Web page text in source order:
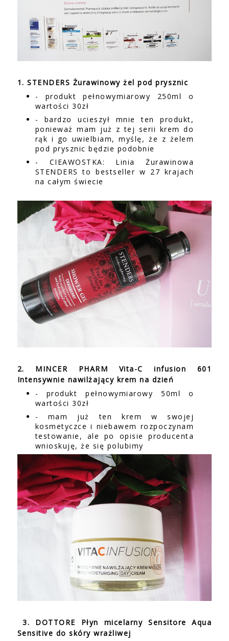
1. STENDERS Żurawinowy żel pod prysznic
- produkt pełnowymiarowy 250ml o
wartości 30zł
- bardzo ucieszył mnie ten produkt,
ponieważ mam już z tej serii krem do
rąk i go uwielbiam, myślę, że z żelem
pod prysznic będzie podobnie
- CIEAWOSTKA: Linia Żurawinowa
STENDERS to bestseller w 27 krajach
na całym świecie
2. MINCER PHARM Vita-C infusion 601
Intensywnie nawilżający krem na dzień
- produkt pełnowymiarowy 50ml o
wartości 30zł
- mam już ten krem w swojej
kosmetyczce i niebawem rozpoczynam
testowanie, ale po opisie producenta
wnioskuję, że się polubimy
3. DOTTORE Płyn micelarny Sensitore Aqua
Sensitive do skóry wrażliwej